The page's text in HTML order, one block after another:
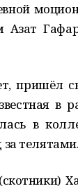
Азат
пришёл
в
в
телятами.